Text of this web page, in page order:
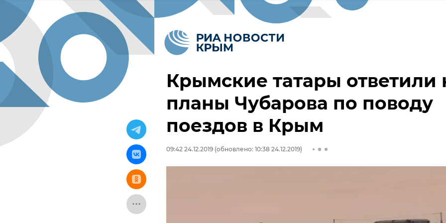
Крымские татары ответили
планы Чубарова по поводу
поездов в Крым
09:42 24.12.2019 (обновлено: 10:38 24.12.2019)